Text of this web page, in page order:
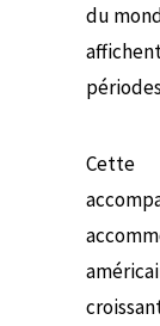
du
Cette